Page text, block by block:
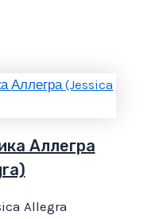
Аллегра
Allegra